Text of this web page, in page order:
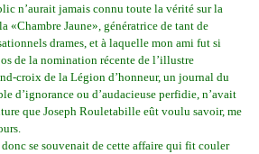
n’aurait jamais connu toute la vérité sur la
«Chambre Jaune», génératrice de tant de
drames, et à laquelle mon ami fut si
de la nomination récente de l’illustre
croix de la Légion d’honneur, un journal du
d’ignorance ou d’audacieuse perfidie, n’avait
que Joseph Rouletabille eût voulu savoir, me
se souvenait de cette affaire qui fit couler